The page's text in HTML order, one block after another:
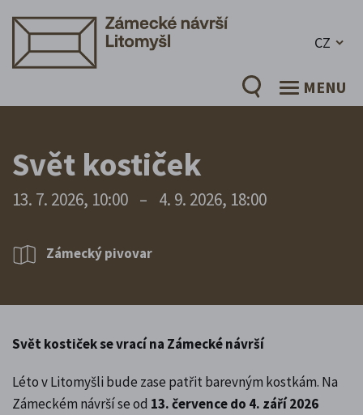
CZ
MENU
Svět kostiček
13. 7. 2026, 10:00 – 4. 9. 2026, 18:00
Zámecký pivovar
Svět kostiček se vrací na Zámecké návrší
Léto v Litomyšli bude zase patřit barevným kostkám. Na
Zámeckém návrší se od 13. července do 4. září 2026